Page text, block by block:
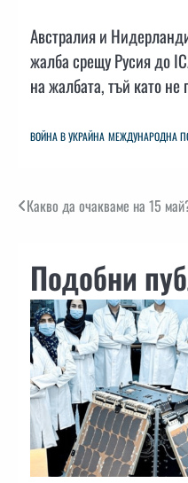
Австралия и
жалба срещу Русия до
на жалбата, тъй като не
ВОЙНА В УКРАЙНА МЕЖДУНАРОДНА
Навигация
Какво да очакваме на 15
Подобни